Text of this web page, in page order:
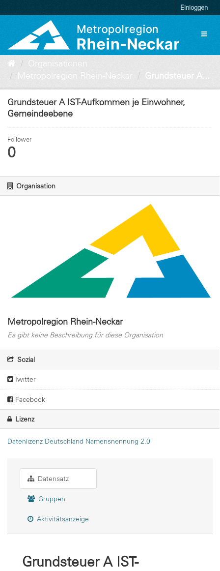
zum
Einloggen
Organisationen
Metropolregion Rhein-Neckar
Grundsteuer A...
Grundsteuer A IST-Aufkommen je Einwohner,
Gemeindeebene
Follower
0
Organisation
Metropolregion Rhein-Neckar
Es gibt keine Beschreibung für diese Organisation
Sozial
Twitter
Facebook
Lizenz
Datenlizenz Deutschland Namensnennung 2.0
Datensatz
Gruppen
Aktivitätsanzeige
Grundsteuer A IST-